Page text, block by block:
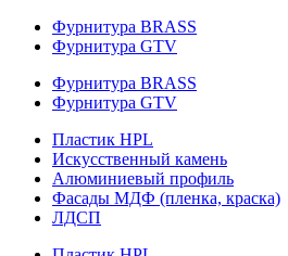
Фурнитура BRASS
Фурнитура GTV
Фурнитура BRASS
Фурнитура GTV
Пластик HPL
Искусственный камень
Алюминиевый профиль
Фасады МДФ (пленка, краска)
ЛДСП